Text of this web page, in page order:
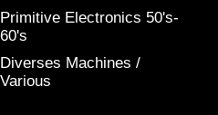
Primitive Electronics 50's-
60's
Diverses Machines /
Various